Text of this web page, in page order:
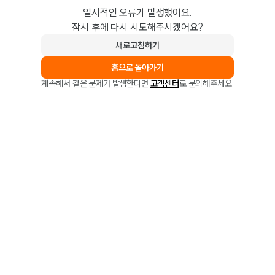
일시적인 오류가 발생했어요.
잠시 후에 다시 시도해주시겠어요?
새로고침하기
홈으로 돌아가기
계속해서 같은 문제가 발생한다면 고객센터로 문의해주세요.